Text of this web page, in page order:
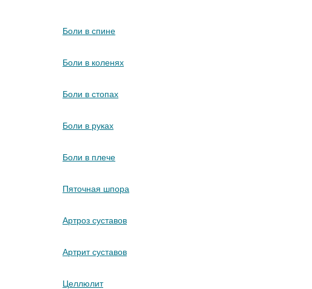
Боли в спине
Боли в коленях
Боли в стопах
Боли в руках
Боли в плече
Пяточная шпора
Артроз суставов
Артрит суставов
Целлюлит